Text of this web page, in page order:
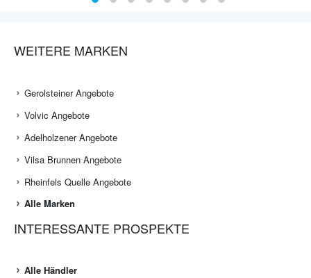
WEITERE MARKEN
Gerolsteiner Angebote
Volvic Angebote
Adelholzener Angebote
Vilsa Brunnen Angebote
Rheinfels Quelle Angebote
Alle Marken
INTERESSANTE PROSPEKTE
Alle Händler